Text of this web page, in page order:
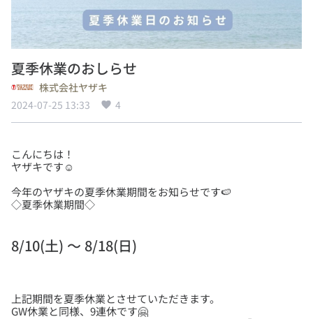
夏季休業のおしらせ
株式会社ヤザキ
2024-07-25 13:33
4
こんにちは！
今年のヤザキの夏季休業期間をお知らせです🍉
◇夏季休業期間◇
8/10(土) ～ 8/18(日)
上記期間を夏季休業とさせていただきます。
GW休業と同様、9連休です🤗